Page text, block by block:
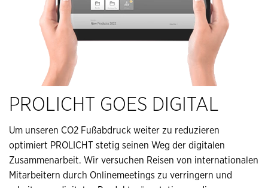
PROLICHT GOES DIGITAL
Um unseren CO2 Fußabdruck weiter zu reduzieren
optimiert PROLICHT stetig seinen Weg der digitalen
Zusammenarbeit. Wir versuchen Reisen von internationalen
Mitarbeitern durch Onlinemeetings zu verringern und